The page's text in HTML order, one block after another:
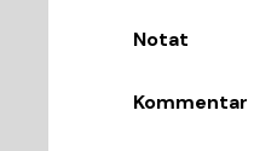
Notat
Kommentar